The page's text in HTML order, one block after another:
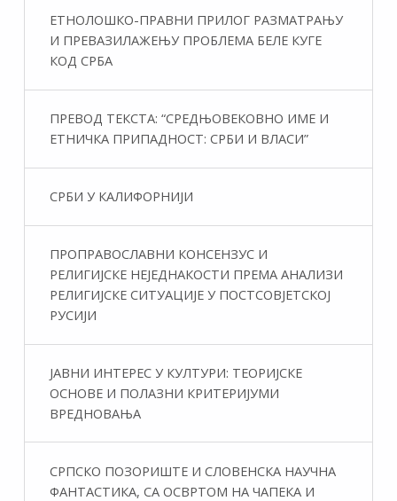
ЕТНОЛОШКО-ПРАВНИ ПРИЛОГ РАЗМАТРАЊУ
И ПРЕВАЗИЛАЖЕЊУ ПРОБЛЕМА БЕЛЕ КУГЕ
КОД СРБА
ПРЕВОД ТЕКСТА: “СРЕДЊОВЕКОВНО ИМЕ И
ЕТНИЧКА ПРИПАДНОСТ: СРБИ И ВЛАСИ”
СРБИ У КАЛИФОРНИЈИ
ПРОПРАВОСЛАВНИ КОНСЕНЗУС И
РЕЛИГИЈСКЕ НЕЈЕДНАКОСТИ ПРЕМА АНАЛИЗИ
РЕЛИГИЈСКЕ СИТУАЦИЈЕ У ПОСТСОВЈЕТСКОЈ
РУСИЈИ
ЈАВНИ ИНТЕРЕС У КУЛТУРИ: ТЕОРИЈСКЕ
ОСНОВЕ И ПОЛАЗНИ КРИТЕРИЈУМИ
ВРЕДНОВАЊА
СРПСКО ПОЗОРИШТЕ И СЛОВЕНСКА НАУЧНА
ФАНТАСТИКA, СА ОСВРТОМ НА ЧАПЕКА И